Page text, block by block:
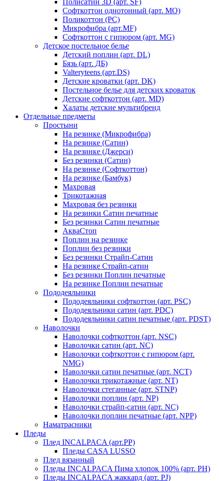
Полисатин 3D (арт. SF)
Софткоттон однотонный (арт. MO)
Поликоттон (PC)
Микрофибра (арт.MF)
Софткоттон с гипюром (арт. MG)
Детское постельное белье
Детский поплин (арт. DL)
Бязь (арт. ДБ)
Valteryteens (арт.DS)
Детские кроватки (арт. DK)
Постельное белье для детских кроваток
Детские софткоттон (арт. MD)
Халаты детские мультибренд
Отдельные предметы
Простыни
На резинке (Микрофибра)
На резинке (Сатин)
На резинке (Джерси)
Без резинки (Сатин)
На резинке (Софткоттон)
На резинке (Бамбук)
Махровая
Трикотажная
Махровая без резинки
На резинки Сатин печатные
Без резинки Сатин печатные
АкваСтоп
Поплин на резинке
Поплин без резинки
Без резинки Страйп-Сатин
На резинке Страйп-сатин
Без резинки Поплин печатные
На резинке Поплин печатные
Пододеяльники
Пододеяльники софткоттон (арт. PSC)
Пододеяльники сатин (арт. PDC)
Пододеяльники сатин печатные (арт. PDST)
Наволочки
Наволочки софткоттон (арт. NSC)
Наволочки сатин (арт. NC)
Наволочки софткоттон с гипюром (арт.
NMG)
Наволочки сатин печатные (арт. NCT)
Наволочки трикотажные (арт. NT)
Наволочки стеганные (арт. STNP)
Наволочки поплин (арт. NP)
Наволочки страйп-сатин (арт. NC)
Наволочки поплин печатные (арт. NPP)
Наматрасники
Пледы
Плед INCALPACA (арт.PP)
Пледы CASA LUSSO
Плед вязанный
Пледы INCALPACA Пима хлопок 100% (арт. PH)
Пледы INCALPACA жаккард (арт. PJ)